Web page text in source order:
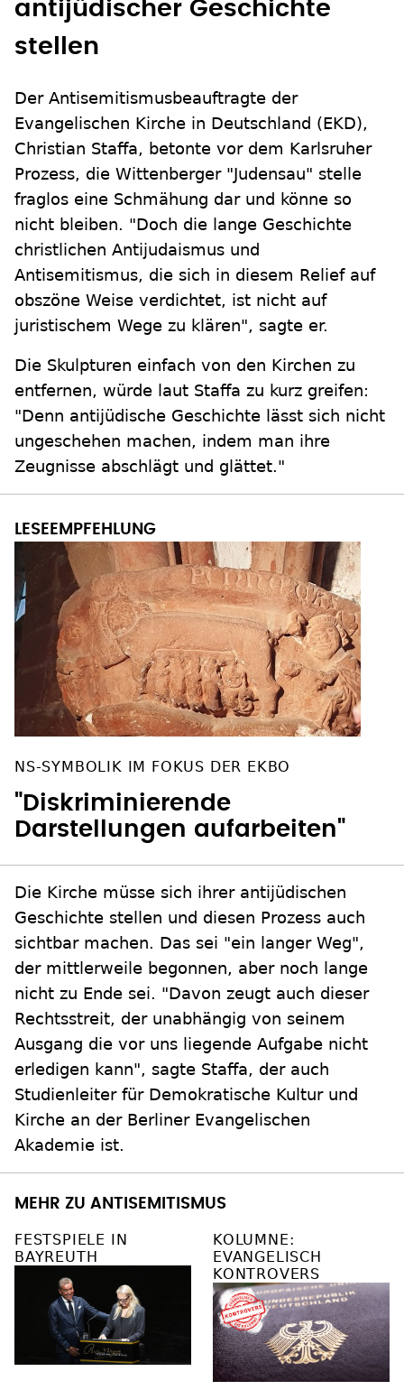
antijüdischer Geschichte
stellen
Der Antisemitismusbeauftragte der
Evangelischen Kirche in Deutschland (EKD),
Christian Staffa, betonte vor dem Karlsruher
Prozess, die Wittenberger "Judensau" stelle
fraglos eine Schmähung dar und könne so
nicht bleiben. "Doch die lange Geschichte
christlichen Antijudaismus und
Antisemitismus, die sich in diesem Relief auf
obszöne Weise verdichtet, ist nicht auf
juristischem Wege zu klären", sagte er.
Die Skulpturen einfach von den Kirchen zu
entfernen, würde laut Staffa zu kurz greifen:
"Denn antijüdische Geschichte lässt sich nicht
ungeschehen machen, indem man ihre
Zeugnisse abschlägt und glättet."
NS-SYMBOLIK IM FOKUS DER EKBO
"Diskriminierende
Darstellungen aufarbeiten"
Die Kirche müsse sich ihrer antijüdischen
Geschichte stellen und diesen Prozess auch
sichtbar machen. Das sei "ein langer Weg",
der mittlerweile begonnen, aber noch lange
nicht zu Ende sei. "Davon zeugt auch dieser
Rechtsstreit, der unabhängig von seinem
Ausgang die vor uns liegende Aufgabe nicht
erledigen kann", sagte Staffa, der auch
Studienleiter für Demokratische Kultur und
Kirche an der Berliner Evangelischen
Akademie ist.
MEHR ZU ANTISEMITISMUS
FESTSPIELE IN
BAYREUTH
KOLUMNE:
EVANGELISCH
KONTROVERS